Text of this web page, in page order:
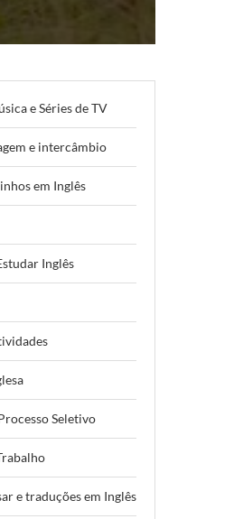
e Séries de TV
e intercâmbio
em Inglês
Inglês
Seletivo
e traduções em Inglês